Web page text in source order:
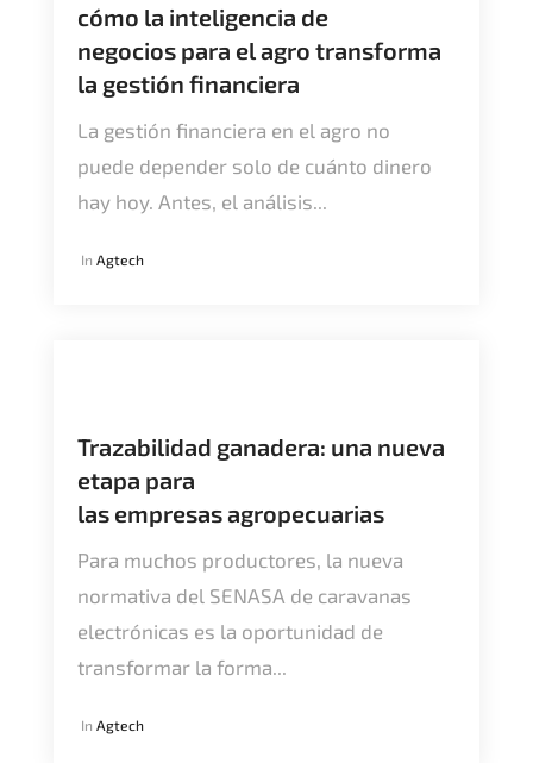
cómo la inteligencia de
negocios para el agro transforma
la gestión financiera
La gestión financiera en el agro no
puede depender solo de cuánto dinero
hay hoy. Antes, el análisis...
In Agtech
Trazabilidad ganadera: una nueva
etapa para
las empresas agropecuarias
Para muchos productores, la nueva
normativa del SENASA de caravanas
electrónicas es la oportunidad de
transformar la forma...
In Agtech